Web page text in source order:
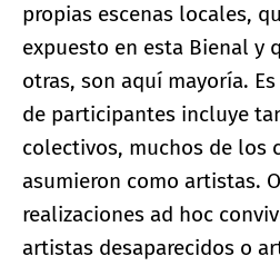
propias escenas locales,
expuesto en esta Bienal y
otras, son aquí mayoría.
de participantes incluye
colectivos, muchos de los
asumieron como artistas.
realizaciones ad hoc
artistas desaparecidos o